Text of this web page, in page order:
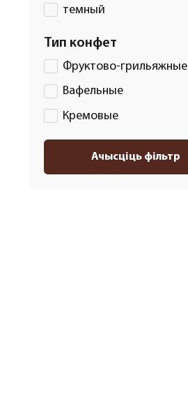
темный
Тип конфет
Фруктово-грильяжные
Вафельные
Кремовые
Ачысціць фільтр